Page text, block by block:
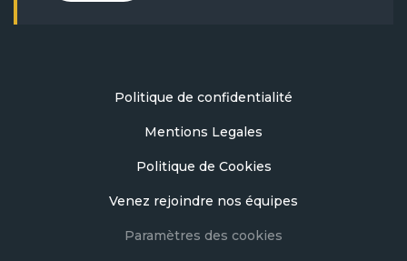
Politique de confidentialité
Mentions Legales
Politique de Cookies
Venez rejoindre nos équipes
Paramètres des cookies